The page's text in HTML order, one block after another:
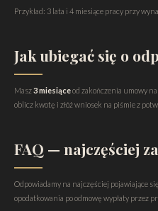
Przykład: 3 lata i 4 miesiące pracy przy
Jak ubiegać się o
Masz3 miesiąceod zakończenia umowy
oblicz kwotę i złóż wniosek na piśmie z
FAQ — najczęściej
Odpowiadamy na najczęściej pojawiające
opodatkowania po odmowę wypłaty przez